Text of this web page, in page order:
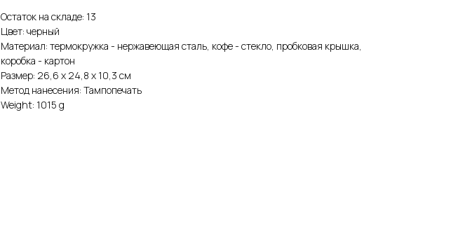
Остаток на складе: 13
Цвет: черный
Материал: термокружка - нержавеющая сталь, кофе - стекло, пробковая крышка,
коробка - картон
Размер: 26,6 х 24,8 х 10,3 см
Метод нанесения: Тампопечать
Weight: 1015 g